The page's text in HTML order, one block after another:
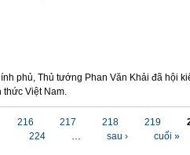
phủ, Thủ tướng Phan Văn Khải đã hội
thức Việt Nam.
216 217 218 219
224
… sau › cuối »